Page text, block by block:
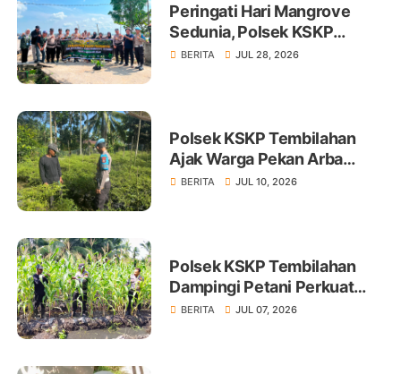
Peringati Hari Mangrove
Sedunia, Polsek KSKP
Tembilahan Tanam 100 Bibit
BERITA JUL 28, 2026
Polsek KSKP Tembilahan
Ajak Warga Pekan Arba
Tanam Cabai Dukung
BERITA JUL 10, 2026
Polsek KSKP Tembilahan
Dampingi Petani Perkuat
Swasembada Pangan
BERITA JUL 07, 2026